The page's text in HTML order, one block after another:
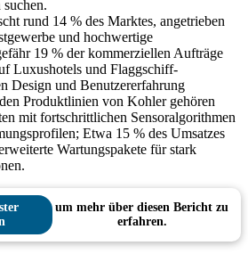
suchen.
rund 14 % des Marktes, angetrieben
und hochwertige
19 % der kommerziellen Aufträge
Luxushotels und Flaggschiff-
Design und Benutzererfahrung
Produktlinien von Kohler gehören
mit fortschrittlichen Sensoralgorithmen
Etwa 15 % des Umsatzes
Wartungspakete für stark
um mehr über diesen Bericht zu
erfahren.